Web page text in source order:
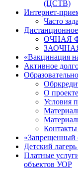
(ЦСТВ)
Интернет-
Часто
ОЧНАЯ
«Вакцинация
Активное
О проекте
Условия
Контакты
«Запрещенный
Детский
Платные
объектов УОР